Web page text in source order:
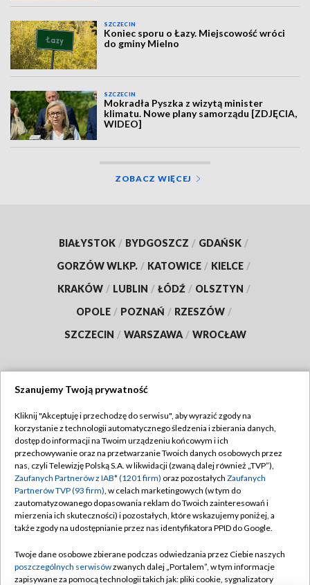
SZCZECIN
Koniec sporu o Łazy. Miejscowość wróci
do gminy Mielno
SZCZECIN
Mokradła Pyszka z wizytą minister
klimatu. Nowe plany samorządu [ZDJĘCIA,
WIDEO]
ZOBACZ WIĘCEJ
BIAŁYSTOK / BYDGOSZCZ / GDAŃSK /
GORZÓW WLKP. / KATOWICE / KIELCE /
KRAKÓW / LUBLIN / ŁÓDŹ / OLSZTYN /
OPOLE / POZNAŃ / RZESZÓW /
SZCZECIN / WARSZAWA / WROCŁAW
TVP
Abonament TVP
Emisja w TVP
Centrum informacji TVP
Naziemna Telewizja Cyfrowa
Rada Programowa
Regulamin TVP
Polityka prywatności
Moje zgody
Pomoc
Kontakt
Szanujemy Twoją prywatność
Kliknij "Akceptuję i przechodzę do serwisu", aby wyrazić zgody na
korzystanie z technologii automatycznego śledzenia i zbierania danych,
dostęp do informacji na Twoim urządzeniu końcowym i ich
przechowywanie oraz na przetwarzanie Twoich danych osobowych przez
nas, czyli Telewizję Polską S.A. w likwidacji (zwaną dalej również „TVP”),
Zaufanych Partnerów z IAB* (1201 firm) oraz pozostałych Zaufanych
Partnerów TVP (93 firm), w celach marketingowych (w tym do
zautomatyzowanego dopasowania reklam do Twoich zainteresowań i
mierzenia ich skuteczności) i pozostałych, które wskazujemy poniżej, a
także zgody na udostępnianie przez nas identyfikatora PPID do Google.
Twoje dane osobowe zbierane podczas odwiedzania przez Ciebie naszych
poszczególnych serwisówzwanych dalej „Portalem”, w tym informacje
zapisywane za pomocą technologii takich jak: pliki cookie, sygnalizatory